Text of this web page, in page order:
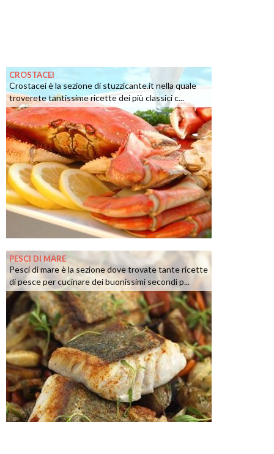
CROSTACEI
Crostacei è la sezione di stuzzicante.it nella quale
troverete tantissime ricette dei più classici c...
PESCI DI MARE
Pesci di mare è la sezione dove trovate tante ricette
di pesce per cucinare dei buonissimi secondi p...